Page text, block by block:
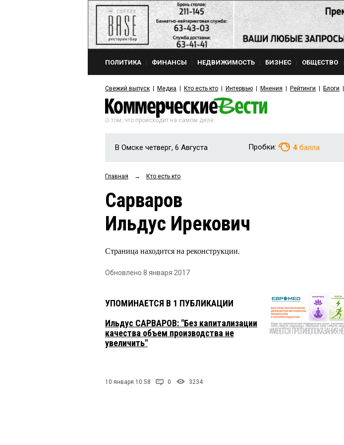
ПОЛИТИКА ФИНАНСЫ НЕДВИЖИМОСТЬ БИЗНЕС ОБЩЕСТВО
Свежий выпуск Медиа Кто есть кто Интервью Мнения Рейтинги Блоги
О том, что происходит на самом деле
В Омске четверг, 6 Августа Пробки: 4 балла
Главная → Кто есть кто
Сарваров
Ильдус Ирекович
Страница находится на реконструкции.
Обновлено 8 января 2017
УПОМИНАЕТСЯ В 1 ПУБЛИКАЦИИ
Ильдус САРВАРОВ: "Без капитализации
качества объем производства не
увеличить"
10 января 10:58 0 3234